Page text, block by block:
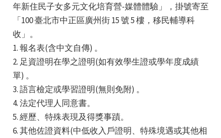
年新住民子女多元文化培育營-媒體體驗」，掛號寄至
「100 臺北市中正區廣州街 15 號 5 樓，移民輔導科
收」。
1. 報名表(含中文自傳) 。
2. 足資證明在學之證明(如有效學生證或學年度成績
單) 。
3. 語言檢定或學習證明(無則免附) 。
4. 法定代理人同意書。
5. 經歷、特殊表現及得獎事蹟。
6. 其他佐證資料(中低收入戶證明、特殊境遇或其他相